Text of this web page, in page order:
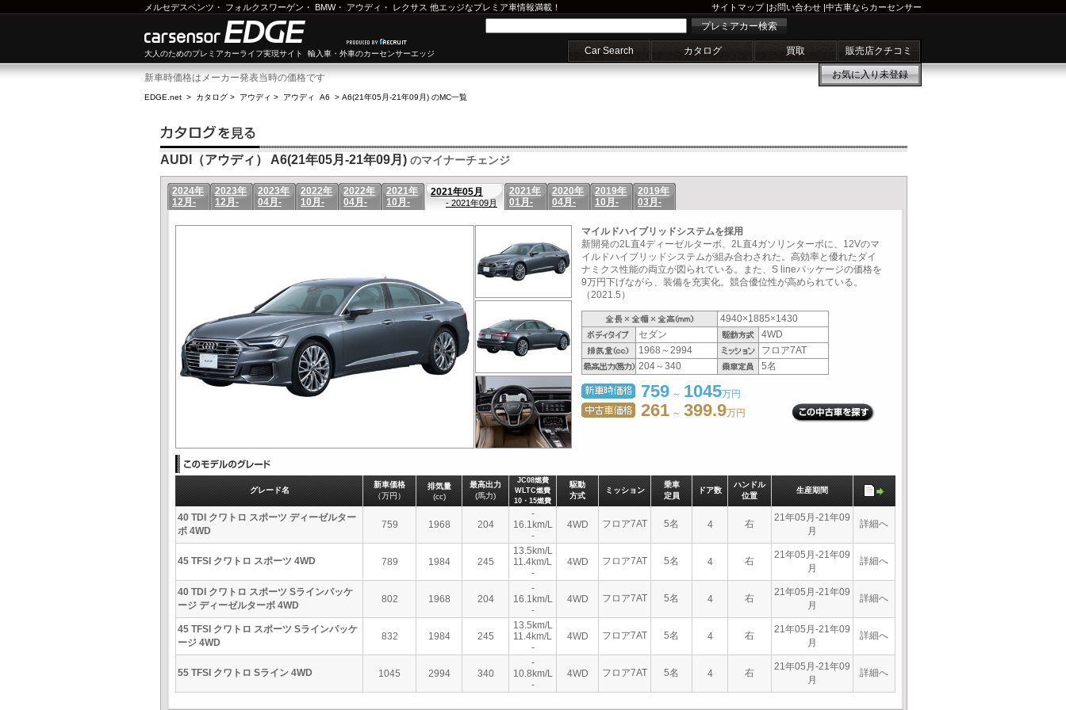
メルセデスベンツ ・ フォルクスワーゲン ・ BMW・ アウディ ・ レクサス 他エッジなプレミア車情報満載！ サイトマップ|お問い合わせ |中古車ならカーセンサー
大人のためのプレミアカーライフ実現サイト 輸入車・外車のカーセンサーエッジ
プレミアカー検索
Car Search カタログ 買取 販売店クチコミ
お気に入り未登録
新車時価格はメーカー発表当時の価格です
EDGE.net > カタログ > アウディ > アウディ A6 > A6(21年05月-21年09月) のMC一覧
AUDI（アウディ） A6(21年05月-21年09月) のマイナーチェンジ
2024年
12月-
2023年
12月-
2023年
04月-
2022年
10月-
2022年
04月-
2021年
10月-
2021年05月
- 2021年09月
2021年
01月-
2020年
04月-
2019年
10月-
2019年
03月-
マイルドハイブリッドシステムを採用
新開発の2L直4ディーゼルターボ、2L直4ガソリンターボに、12Vのマ
イルドハイブリッドシステムが組み合わされた。高効率と優れたダイ
ナミクス性能の両立が図られている。また、S lineパッケージの価格を
9万円下げながら、装備を充実化。競合優位性が高められている。
（2021.5）
4940×1885×1430
セダン
4WD
1968～2994
フロア7AT
204～340
5名
759 ～ 1045万円
261 ～ 399.9万円
グレード名
新車価格
（万円）
排気量
(cc)
最高出力
(馬力)
JC08燃費
WLTC燃費
10・15燃費
駆動
方式
ミッション
乗車
定員
ドア数
ハンドル
位置
生産期間
40 TDI クワトロ スポーツ ディーゼルター
ボ 4WD
759 1968 204
-
16.1km/L
-
4WD フロア7AT 5名 4 右
21年05月-21年09
月
詳細へ
45 TFSI クワトロ スポーツ 4WD 789 1984 245
13.5km/L
11.4km/L
-
4WD フロア7AT 5名 4 右
21年05月-21年09
月
詳細へ
40 TDI クワトロ スポーツ Sラインパッケ
ージ ディーゼルターボ 4WD
802 1968 204
-
16.1km/L
-
4WD フロア7AT 5名 4 右
21年05月-21年09
月
詳細へ
45 TFSI クワトロ スポーツ Sラインパッケ
ージ 4WD
832 1984 245
13.5km/L
11.4km/L
-
4WD フロア7AT 5名 4 右
21年05月-21年09
月
詳細へ
55 TFSI クワトロ Sライン 4WD 1045 2994 340
-
10.8km/L
-
4WD フロア7AT 5名 4 右
21年05月-21年09
月
詳細へ